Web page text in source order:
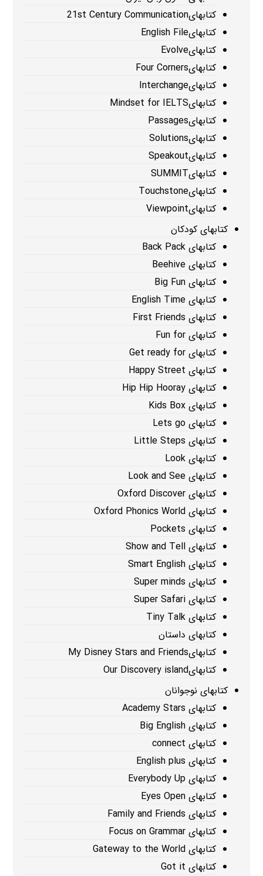
کتابهای21st Century Communication
کتابهایEnglish File
کتابهایEvolve
کتابهایFour Corners
کتابهایInterchange
کتابهایMindset for IELTS
کتابهایPassages
کتابهایSolutions
کتابهایSpeakout
کتابهایSUMMIT
کتابهایTouchstone
کتابهایViewpoint
کتابهای کودکان
کتابهای Back Pack
کتابهای Beehive
کتابهای Big Fun
کتابهای English Time
کتابهای First Friends
کتابهای Fun for
کتابهای Get ready for
کتابهای Happy Street
کتابهای Hip Hip Hooray
کتابهای Kids Box
کتابهای Lets go
کتابهای Little Steps
کتابهای Look
کتابهای Look and See
کتابهای Oxford Discover
کتابهای Oxford Phonics World
کتابهای Pockets
کتابهای Show and Tell
کتابهای Smart English
کتابهای Super minds
کتابهای Super Safari
کتابهای Tiny Talk
کتابهای داستان
کتابهایMy Disney Stars and Friends
کتابهایOur Discovery island
کتابهای نوجوانان
کتابهای Academy Stars
کتابهای Big English
کتابهای connect
کتابهای English plus
کتابهای Everybody Up
کتابهای Eyes Open
کتابهای Family and Friends
کتابهای Focus on Grammar
کتابهای Gateway to the World
کتابهای Got it